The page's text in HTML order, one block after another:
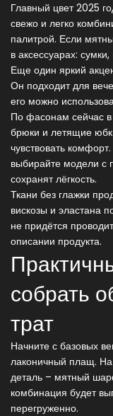
Главный цвет 2025
свежо и легко
палитрой. Если
в аксессуарах:
Еще один яркий
Он подходит для
его можно
По фасонам сейчас
брюки и летящие
чувствовать
выбирайте модели с
сохранят лёгкость.
Ткани без глажки
вискозы и эластана
не придётся
описании продукта.
собрать
трат
Начните с базовых
лаконичный плащ. На
деталь – мятный
комбинация будет
перегруженно.